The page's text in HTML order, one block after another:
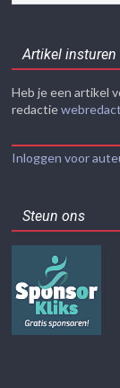
Artikel insturen
Heb je een artikel
redactie
Inloggen voor
Steun ons